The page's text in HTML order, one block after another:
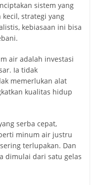
sistem yang
kecil, strategi yang
kebiasaan ini bisa
air adalah investasi
Ia tidak
memerlukan alat
kualitas hidup
serba cepat,
minum air justru
sering terlupakan. Dan
dimulai dari satu gelas